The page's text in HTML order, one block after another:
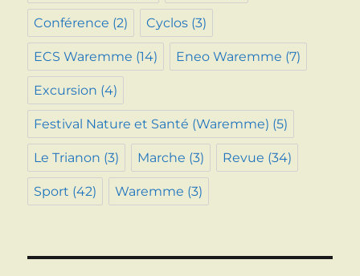
Conférence (2) Cyclos (3)
ECS Waremme (14) Eneo Waremme (7)
Excursion (4)
Festival Nature et Santé (Waremme) (5)
Le Trianon (3) Marche (3) Revue (34)
Sport (42) Waremme (3)